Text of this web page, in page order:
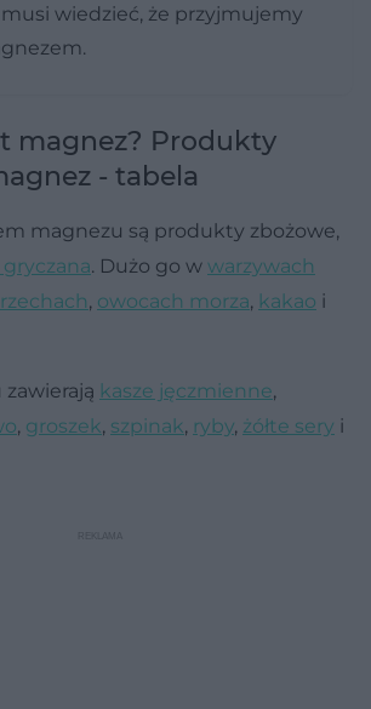
wiedzieć, że przyjmujemy
magnez? Produkty
- tabela
magnezu są produkty zbożowe,
gryczana. Dużo go w warzywach
, owocach morza, kakao i
kasze jęczmienne,
, groszek, szpinak, ryby, żółte sery i